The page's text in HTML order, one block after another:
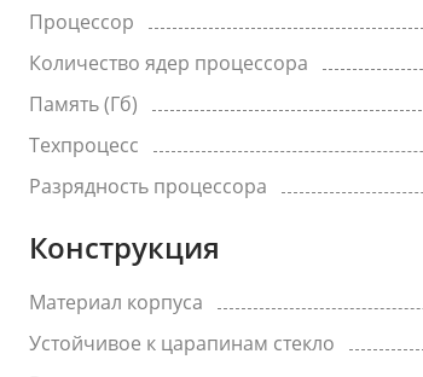
Процессор
Количество ядер процессора
Память (Гб)
Техпроцесс
Разрядность процессора
Конструкция
Материал корпуса
Устойчивое к царапинам стекло